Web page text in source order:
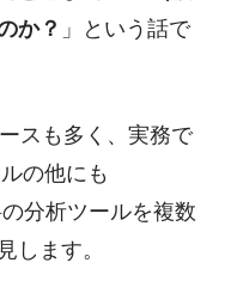
か？ 」という話で
スも多く、実務で
の他にも
分析ツールを複数
します。